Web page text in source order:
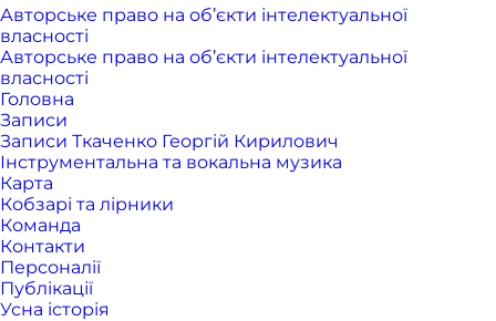
Авторське право на об’єкти інтелектуальної
власності
Авторське право на об’єкти інтелектуальної
власності
Головна
Записи
Записи Ткаченко Георгій Кирилович
Інструментальна та вокальна музика
Карта
Кобзарі та лірники
Команда
Контакти
Персоналії
Публікації
Усна історія